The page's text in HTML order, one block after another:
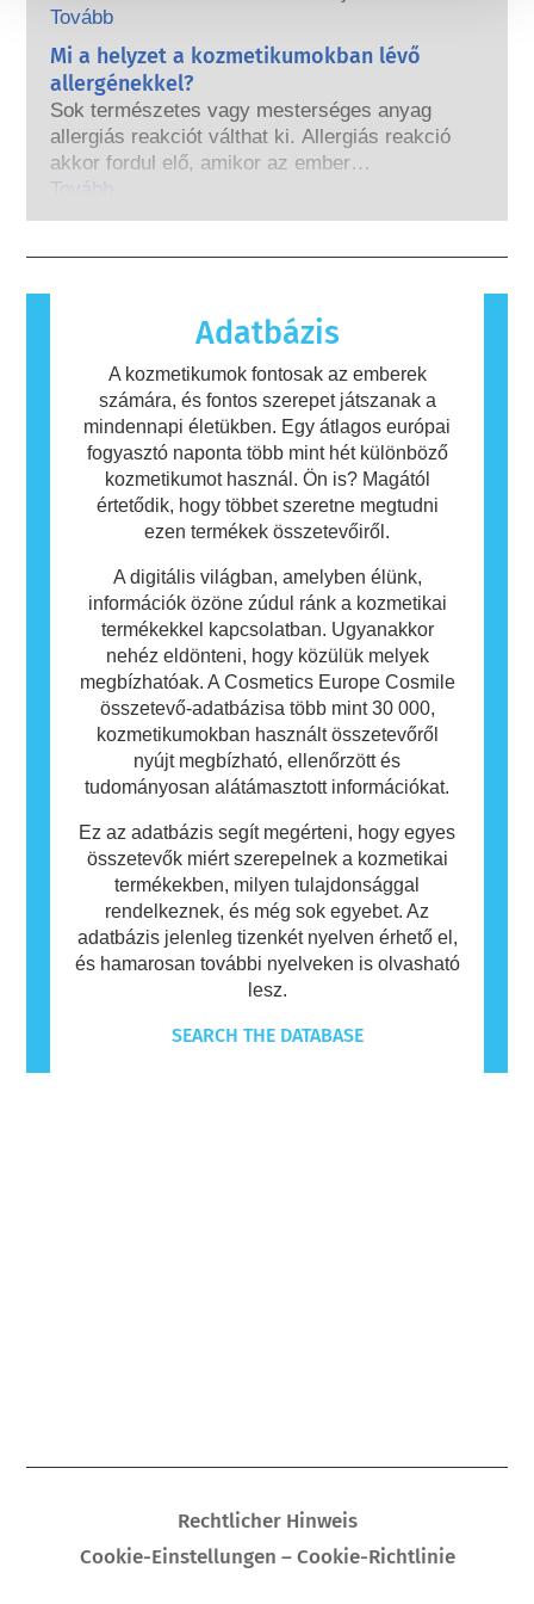
gyógyszerek, melyeknél valaha is kimutatták,
hogy zavart okoznak az endokrin
rendszerben. A minősített, tudományos
szakértők által elvégzett szigorú
termékbiztonsági értékelések, amelyeket a
vállalatoknak törvényileg kötelesek elvégezni,
lefedik az összes lehetséges kockázatot,
hatályba lépése előtt, a kozmetikai és
testápolási ipar kutatásba és fejlesztésbe
fogott, hogy úttörő szerepet töltsön be az
állatkísérleti eszközök alternatíváinak
fejlesztésébe, hogy értékelhesse a kozmetikai
összetevők és termékek biztonságosságát.
Tovább
Mi a helyzet a kozmetikumokban lévő
allergénekkel?
Sok természetes vagy mesterséges anyag
allergiás reakciót válthat ki. Allergiás reakció
akkor fordul elő, amikor az ember
immunrendszere olyan anyagokra reagál,
tartalmazhatnak, amelyek egyes emberek
számára allergiát okozhatnak. Ez nem jelenti
azt, hogy a termék mások számára nem
biztonságos.
Tovább
Adatbázis
A kozmetikumok fontosak az emberek
számára, és fontos szerepet játszanak a
mindennapi életükben. Egy átlagos európai
fogyasztó naponta több mint hét különböző
kozmetikumot használ. Ön is? Magától
értetődik, hogy többet szeretne megtudni
ezen termékek összetevőiről.
A digitális világban, amelyben élünk,
információk özöne zúdul ránk a kozmetikai
termékekkel kapcsolatban. Ugyanakkor
nehéz eldönteni, hogy közülük melyek
megbízhatóak. A Cosmetics Europe Cosmile
összetevő-adatbázisa több mint 30 000,
kozmetikumokban használt összetevőről
nyújt megbízható, ellenőrzött és
tudományosan alátámasztott információkat.
Ez az adatbázis segít megérteni, hogy egyes
összetevők miért szerepelnek a kozmetikai
termékekben, milyen tulajdonsággal
rendelkeznek, és még sok egyebet. Az
adatbázis jelenleg tizenkét nyelven érhető el,
és hamarosan további nyelveken is olvasható
lesz.
SEARCH THE DATABASE
Rechtlicher Hinweis
Cookie-Einstellungen – Cookie-Richtlinie